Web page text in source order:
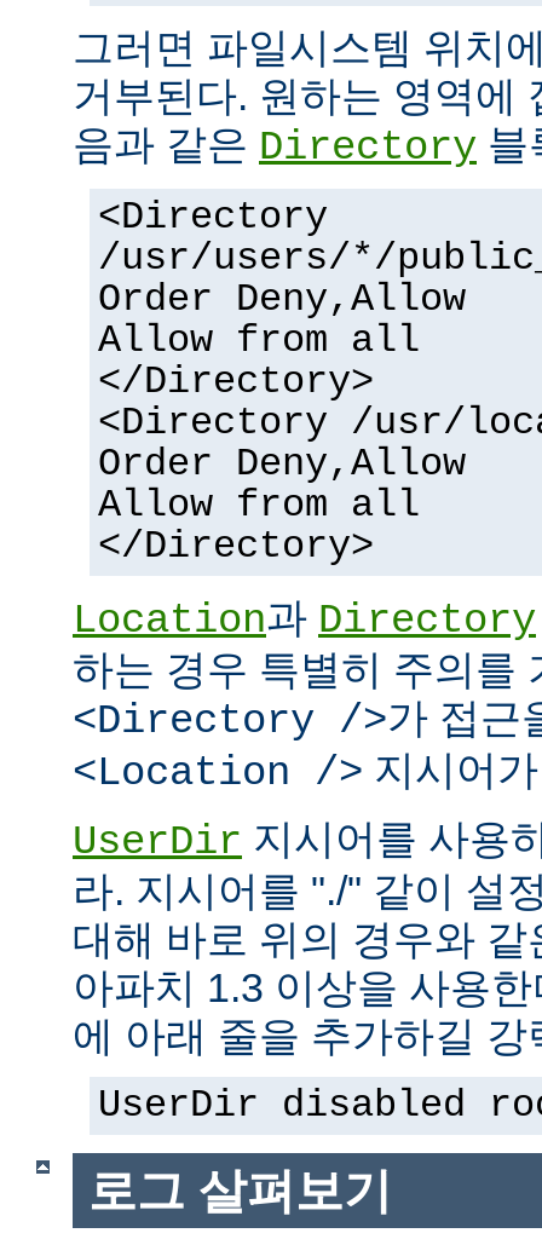
그러면 파일시스템 위치
거부된다. 원하는 영역에
음과 같은 Directory 블
<Directory
/usr/users/*/
Order Deny,Allow
Allow from all
</Directory>
<Directory /usr/
Order Deny,Allow
Allow from all
</Directory>
Location과 Directory
하는 경우 특별히 주의를
<Directory />가 접근
<Location /> 지시어
UserDir 지시어를 사용
라. 지시어를 "./" 같이 설
대해 바로 위의 경우와
아파치 1.3 이상을 사용
에 아래 줄을 추가하길 강
UserDir disabled
로그 살펴보기